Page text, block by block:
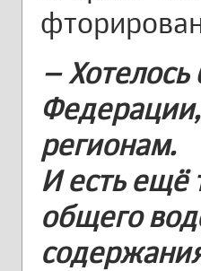
–
регионам.
И есть ещё
общего